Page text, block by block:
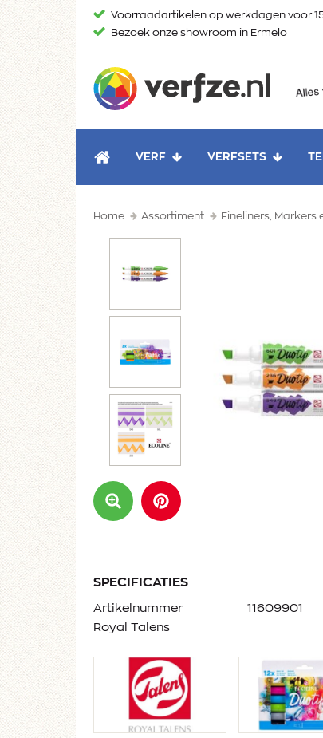
naar
Voorraadartikelen op werkdagen voor
Bezoek onze showroom in Ermelo
HOME
VERF VERFSETS
Home Assortiment Fineliners, Markers
SPECIFICATIES
Artikelnummer
Royal Talens
11609901